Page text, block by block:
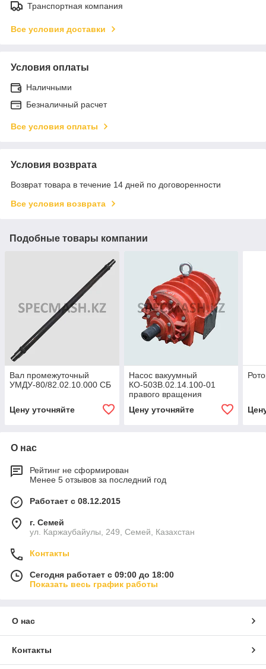
Транспортная компания
Все условия доставки
Условия оплаты
Наличными
Безналичный расчет
Все условия оплаты
Условия возврата
Возврат товара в течение 14 дней по договоренности
Все условия возврата
Подобные товары компании
Вал промежуточный
УМДУ-80/82.02.10.000 СБ
Цену уточняйте
Насос вакуумный
КО-503В.02.14.100-01
правого вращения
Цену уточняйте
О нас
Рейтинг не сформирован
Менее 5 отзывов за последний год
Работает с 08.12.2015
г. Семей
ул. Каржаубайулы, 249, Семей, Казахстан
Контакты
Сегодня работает с 09:00 до 18:00
Показать весь график работы
О нас
Контакты